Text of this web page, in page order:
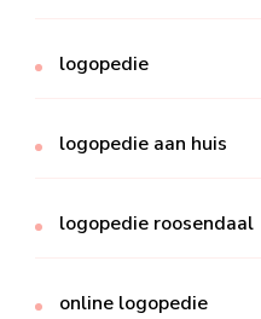
logopedie
logopedie aan huis
logopedie roosendaal
online logopedie